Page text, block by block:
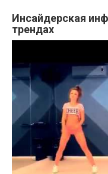
Инсайдерская
трендах